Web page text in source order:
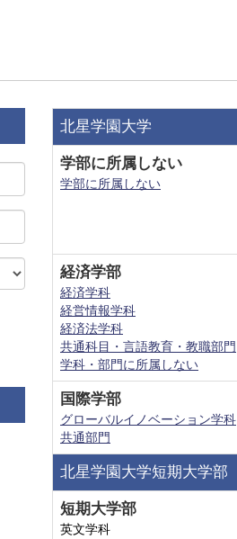
北星学園大学
学部に所属しない
学部に所属しない
経済学部
経済学科
経営情報学科
経済法学科
共通科目・言語教育・教職部門
学科・部門に所属しない
国際学部
グローバルイノベーション学科
共通部門
北星学園大学短期大学部
短期大学部
英文学科